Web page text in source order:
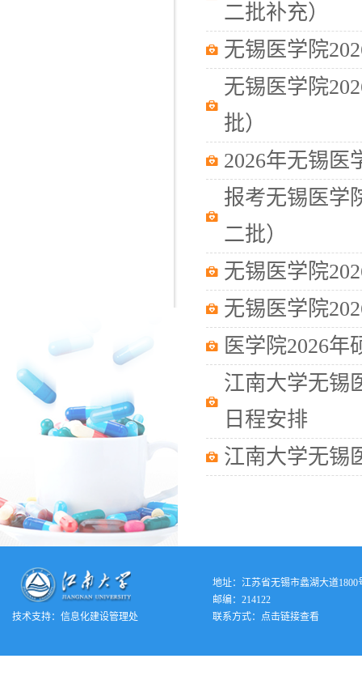
二批补充）
无锡医学院
无锡医学院
批）
2026年无锡医
报考无锡医学
二批）
无锡医学院
无锡医学院
医学院2026
江南大学无锡
日程安排
江南大学无锡
技术支持： 信息化建设管理处
地址：江苏省无锡市蠡湖大道1800
邮编：214122
联系方式：
点击链接查看